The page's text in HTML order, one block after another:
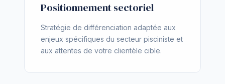
Positionnement sectoriel
Stratégie de différenciation adaptée aux
enjeux spécifiques du secteur pisciniste et
aux attentes de votre clientèle cible.